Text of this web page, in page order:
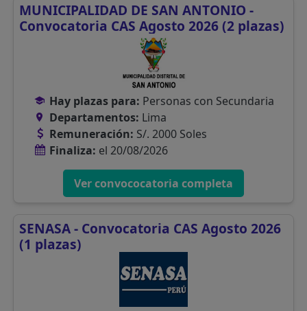
MUNICIPALIDAD DE SAN ANTONIO -
Convocatoria CAS Agosto 2026 (2 plazas)
Hay plazas para: Personas con Secundaria
Departamentos: Lima
Remuneración: S/. 2000 Soles
Finaliza: el 20/08/2026
Ver convococatoria completa
SENASA - Convocatoria CAS Agosto 2026
(1 plazas)